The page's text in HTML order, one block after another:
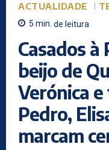
ACTUALIDADE
5 min. de leitura
Casados à
beijo de
Verónica
Pedro,
marcam